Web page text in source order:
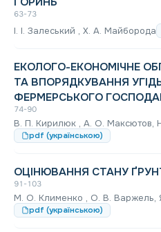
63-73
І. І. Залеський , Х. А. Майборода
ЕКОЛОГО-ЕКОНОМІЧНЕ
ТА ВПОРЯДКУВАННЯ
ФЕРМЕРСЬКОГО
74-90
В. П. Кирилюк , А. О. Максютов,
pdf (українською)
ОЦІНЮВАННЯ СТАНУ
91-103
М. О. Клименко , О. В. Варжель,
pdf (українською)